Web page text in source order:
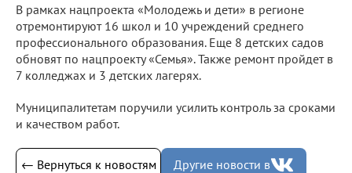
В рамках нацпроекта «Молодежь и дети» в регионе
отремонтируют 16 школ и 10 учреждений среднего
профессионального образования. Еще 8 детских садов
обновят по нацпроекту «Семья». Также ремонт пройдет в
7 колледжах и 3 детских лагерях.
Муниципалитетам поручили усилить контроль за сроками
и качеством работ.
← Вернуться к новостям Другие новости в